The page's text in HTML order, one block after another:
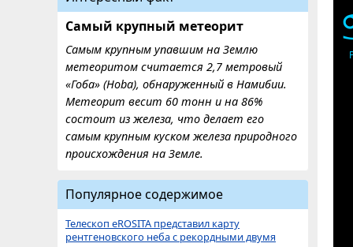
Самый крупный метеорит
Самым крупным упавшим на Землю
метеоритом считается 2,7 метровый
«Гоба» (Hoba), обнаруженный в Намибии.
Метеорит весит 60 тонн и на 86%
состоит из железа, что делает его
самым крупным куском железа природного
происхождения на Земле.
Популярное содержимое
Телескоп eROSITA представил карту
рентгеновского неба с рекордными двумя